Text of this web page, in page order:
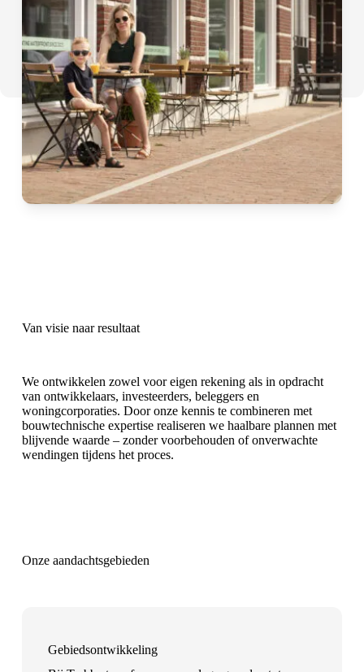
Van visie naar resultaat
We ontwikkelen zowel voor eigen rekening als in opdracht
van ontwikkelaars, investeerders, beleggers en
woningcorporaties. Door onze kennis te combineren met
bouwtechnische expertise realiseren we haalbare plannen met
blijvende waarde – zonder voorbehouden of onverwachte
wendingen tijdens het proces.
Onze aandachtsgebieden
Gebiedsontwikkeling